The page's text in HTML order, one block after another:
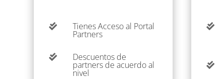
 Tienes Acceso al Portal
Partners
 Descuentos de
partners de acuerdo al
nivel

